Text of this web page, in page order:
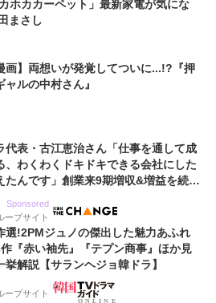
ホカカーペット」最新家電が気にな
まさし
画】両想いが発覚してついに...!?『押
ャルの中村さん』
代表・古江恵治さん「仕事を通して成
、わくわくドキドキできる会社にした
たんです」創業来9期増収&増益を続け
Sponsored
ープサイト
選!2PMジュノの傑出した魅力あふれ
『赤い袖先』『テプン商事』ほか見
挙解説【サランヘジョ韓ドラ】
ープサイト